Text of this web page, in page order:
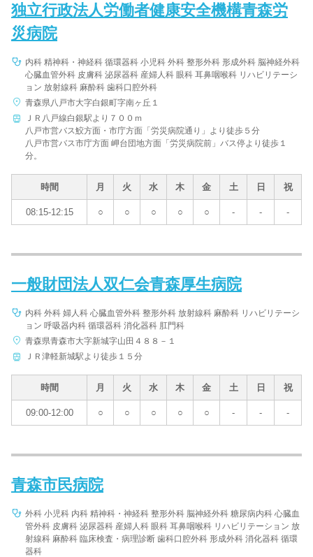
独立行政法人労働者健康安全機構青森労
災病院
内科 精神科・神経科 循環器科 小児科 外科 整形外科 形成外科 脳神経外科
心臓血管外科 皮膚科 泌尿器科 産婦人科 眼科 耳鼻咽喉科 リハビリテーシ
ョン 放射線科 麻酔科 歯科口腔外科
青森県八戸市大字白銀町字南ヶ丘１
ＪＲ八戸線白銀駅より７００ｍ
八戸市営バス鮫方面・市庁方面「労災病院通り」より徒歩５分
八戸市営バス市庁方面 岬台団地方面「労災病院前」バス停より徒歩１
分。
時間 月 火 水 木 金 土 日 祝
08:15-12:15 ○ ○ ○ ○ ○ - - -
一般財団法人双仁会青森厚生病院
内科 外科 婦人科 心臓血管外科 整形外科 放射線科 麻酔科 リハビリテーシ
ョン 呼吸器内科 循環器科 消化器科 肛門科
青森県青森市大字新城字山田４８８－１
ＪＲ津軽新城駅より徒歩１５分
時間 月 火 水 木 金 土 日 祝
09:00-12:00 ○ ○ ○ ○ ○ - - -
青森市民病院
外科 小児科 内科 精神科・神経科 整形外科 脳神経外科 糖尿病内科 心臓血
管外科 皮膚科 泌尿器科 産婦人科 眼科 耳鼻咽喉科 リハビリテーション 放
射線科 麻酔科 臨床検査・病理診断 歯科口腔外科 形成外科 消化器科 循環
器科